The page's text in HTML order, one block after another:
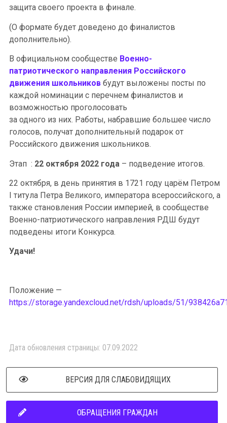
защита своего проекта в финале.
(О формате будет доведено до финалистов
дополнительно).
В официальном сообществе Военно-
патриотического направления Российского
движения школьников будут выложены посты по
каждой номинации с перечнем финалистов и
возможностью проголосовать
за одного из них. Работы, набравшие большее число
голосов, получат дополнительный подарок от
Российского движения школьников.
Этап : 22 октября 2022 года – подведение итогов.
22 октября, в день принятия в 1721 году царём Петром
I титула Петра Великого, императора всероссийского, а
также становления России империей, в сообществе
Военно-патриотического направления РДШ будут
подведены итоги Конкурса.
Удачи!
Положение —
https://storage.yandexcloud.net/rdsh/uploads/51/
Дата обновления страницы: 07.09.2022
ВЕРСИЯ ДЛЯ СЛАБОВИДЯЩИХ
ОБРАЩЕНИЯ ГРАЖДАН